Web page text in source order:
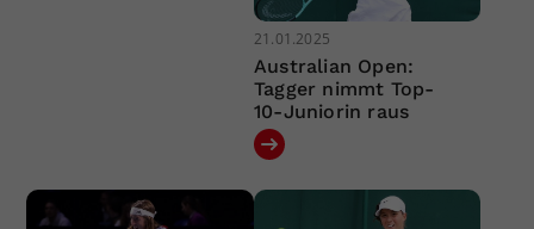
21.01.2025
Australian Open:
Tagger nimmt Top-
10-Juniorin raus